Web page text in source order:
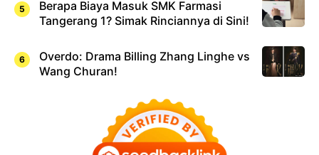
Berapa Biaya Masuk SMK Farmasi
Tangerang 1? Simak Rinciannya di Sini!
Overdo: Drama Billing Zhang Linghe vs
Wang Churan!